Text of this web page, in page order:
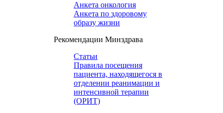
Анкета онкология
Анкета по здоровому
образу жизни
Рекомендации Минздрава
Статьи
Правила посещения
пациента, находящегося в
отделении реанимации и
интенсивной терапии
(ОРИТ)